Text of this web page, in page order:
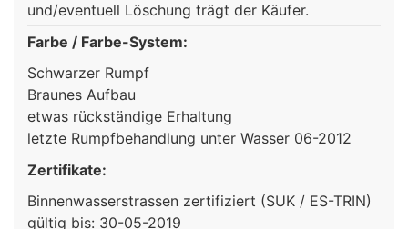
und/eventuell Löschung trägt der Käufer.
Farbe / Farbe-System:
Schwarzer Rumpf
Braunes Aufbau
etwas rückständige Erhaltung
letzte Rumpfbehandlung unter Wasser 06-2012
Zertifikate:
Binnenwasserstrassen zertifiziert (SUK / ES-TRIN)
gültig bis: 30-05-2019